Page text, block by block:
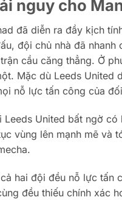
nguy cho
đã diễn ra đầy kịch
đội chủ nhà đã nhanh
cầu căng thẳng. Ở
Mặc dù Leeds United
nỗ lực tấn công của
United bất ngờ
vùng lên mạnh mẽ và
hai đội đều nỗ lực tấn
đều thiếu chính xác